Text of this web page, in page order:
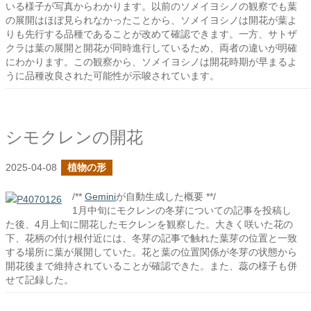
いる様子が写真からわかります。以前のソメイヨシノの観察でも葉
の展開はほぼ見られなかったことから、ソメイヨシノは開花が葉よ
りも先行する品種であることが改めて確認できます。一方、サトザ
クラは葉の展開と開花が同時進行しているため、両者の違いが明確
にわかります。この観察から、ソメイヨシノは開花時期が早まるよ
うに品種改良された可能性が示唆されています。
シモクレンの開花
2025-04-08 植物の形
/** Geminiが自動生成した概要 **/
1月中旬にモクレンの冬芽についての記事を投稿し
た後、4月上旬に開花したモクレンを観察した。大きく咲いた花の
下、花柄の付け根付近には、冬芽の記事で触れた葉芽の位置と一致
する場所に葉が展開していた。花と葉の位置関係が冬芽の状態から
開花後まで維持されていることが確認できた。また、蕊の様子も併
せて記録した。